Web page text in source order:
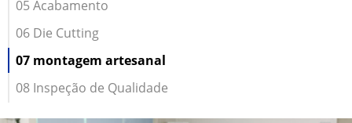
05 Acabamento
06 Die Cutting
07 montagem artesanal
08 Inspeção de Qualidade